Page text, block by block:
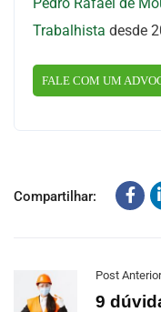
Trabalhista desde
FALE COM UM
Compartilhar:
Post Anterior
9